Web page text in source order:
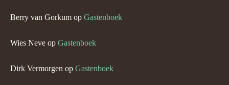
Berry van Gorkum op Gastenboek
Wies Neve op Gastenboek
Dirk Vermorgen op Gastenboek